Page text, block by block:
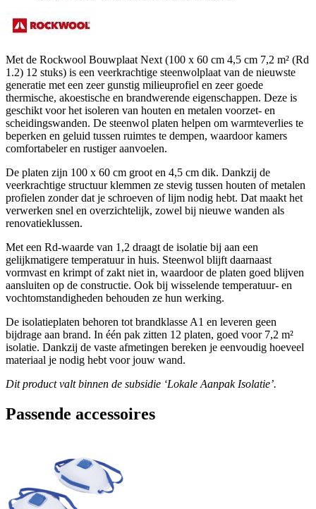
Met de Rockwool Bouwplaat Next (100 x 60 cm 4,5 cm 7,2 m² (Rd
1.2) 12 stuks) is een veerkrachtige steenwolplaat van de nieuwste
generatie met een zeer gunstig milieuprofiel en zeer goede
thermische, akoestische en brandwerende eigenschappen. Deze is
geschikt voor het isoleren van houten en metalen voorzet- en
scheidingswanden. De steenwol platen helpen om warmteverlies te
beperken en geluid tussen ruimtes te dempen, waardoor kamers
comfortabeler en rustiger aanvoelen.
De platen zijn 100 x 60 cm groot en 4,5 cm dik. Dankzij de
veerkrachtige structuur klemmen ze stevig tussen houten of metalen
profielen zonder dat je schroeven of lijm nodig hebt. Dat maakt het
verwerken snel en overzichtelijk, zowel bij nieuwe wanden als
renovatieklussen.
Met een Rd-waarde van 1,2 draagt de isolatie bij aan een
gelijkmatigere temperatuur in huis. Steenwol blijft daarnaast
vormvast en krimpt of zakt niet in, waardoor de platen goed blijven
aansluiten op de constructie. Ook bij wisselende temperatuur- en
vochtomstandigheden behouden ze hun werking.
De isolatieplaten behoren tot brandklasse A1 en leveren geen
bijdrage aan brand. In één pak zitten 12 platen, goed voor 7,2 m²
isolatie. Dankzij de vaste afmetingen bereken je eenvoudig hoeveel
materiaal je nodig hebt voor jouw wand.
Dit product valt binnen de subsidie ‘Lokale Aanpak Isolatie’.
Passende accessoires